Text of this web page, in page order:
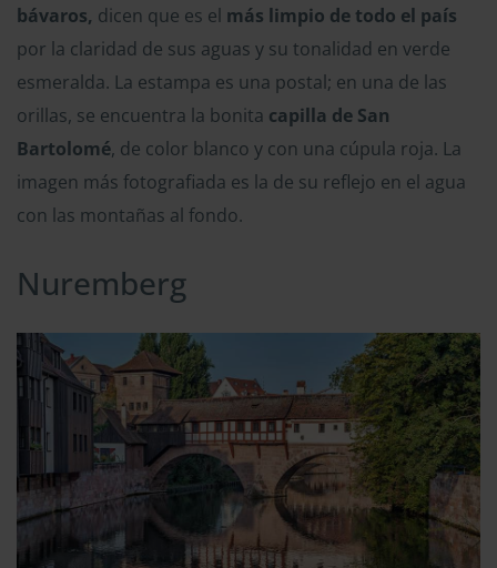
bávaros, dicen que es el más limpio de todo el país
por la claridad de sus aguas y su tonalidad en verde
esmeralda. La estampa es una postal; en una de las
orillas, se encuentra la bonita capilla de San
Bartolomé, de color blanco y con una cúpula roja. La
imagen más fotografiada es la de su reflejo en el agua
con las montañas al fondo.
Nuremberg